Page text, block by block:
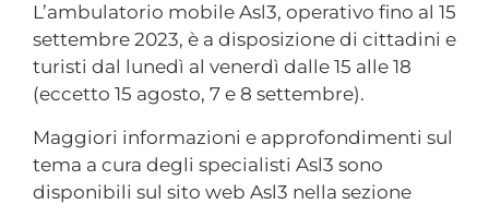
L’ambulatorio mobile Asl3, operativo fino al 15
settembre 2023, è a disposizione di cittadini e
turisti dal lunedì al venerdì dalle 15 alle 18
(eccetto 15 agosto, 7 e 8 settembre).
Maggiori informazioni e approfondimenti sul
tema a cura degli specialisti Asl3 sono
disponibili sul sito web Asl3 nella sezione